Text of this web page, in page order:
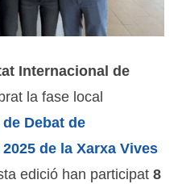
Internacional de
la fase local
Debat de
de la Xarxa Vives
edició han participat8